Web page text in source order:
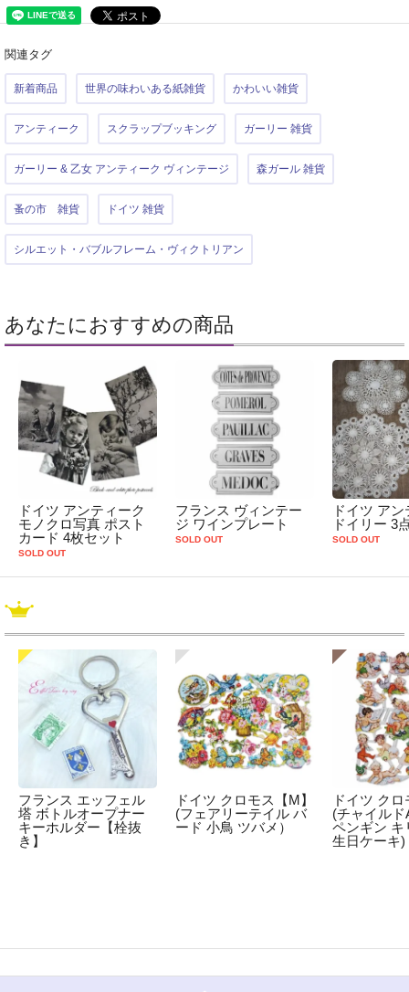
関連タグ
新着商品 世界の味わいある紙雑貨 かわいい雑貨
アンティーク スクラップブッキング ガーリー 雑貨
ガーリー & 乙女 アンティーク ヴィンテージ 森ガール 雑貨
蚤の市 雑貨 ドイツ 雑貨
シルエット・バブルフレーム・ヴィクトリアン
あなたにおすすめの商品
ドイツ アンティーク
モノクロ写真 ポスト
カード 4枚セット
SOLD OUT
フランス ヴィンテー
ジ ワインプレート
SOLD OUT
ドイツ ア
ドイリー 3
SOLD OUT
フランス エッフェル
塔 ボトルオープナー
キーホルダー【栓抜
き】
ドイツ クロモス【M】
(フェアリーテイル バ
ード 小鳥 ツバメ）
ドイツ ク
(チャイルド
ペンギン キ
生日ケーキ)